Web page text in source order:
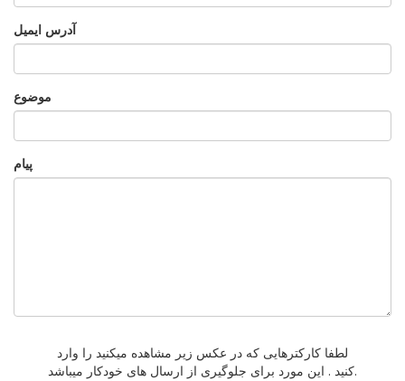
آدرس ایمیل
موضوع
پیام
لطفا کارکترهایی که در عکس زیر مشاهده میکنید را وارد
کنید . این مورد برای جلوگیری از ارسال های خودکار میباشد.